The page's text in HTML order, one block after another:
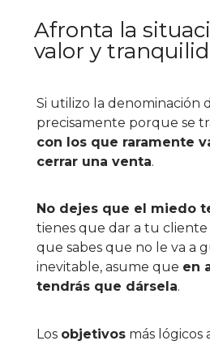
Afronta la
valor y
Si utilizo la denominación
precisamente porque se
con los que raramente
cerrar una venta.
No dejes que el miedo
tienes que dar a tu
que sabes que no le va a
inevitable, asume que en
tendrás que dársela.
Los objetivos más lógicos